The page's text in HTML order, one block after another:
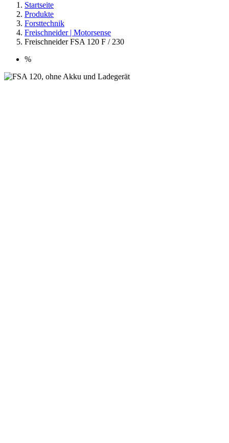
Startseite
Produkte
Forsttechnik
Freischneider | Motorsense
Freischneider FSA 120 F / 230
%